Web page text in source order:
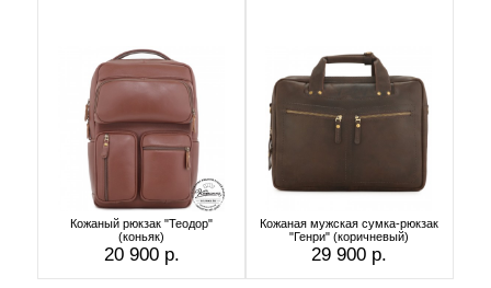
Кожаный рюкзак "Теодор"
(коньяк)
20 900 р.
Кожаная мужская сумка-рюкзак
"Генри" (коричневый)
29 900 р.